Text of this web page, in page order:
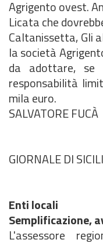
Agrigento ovest.
Licata che
Caltanissetta, Gli
la società
da adottare, se
responsabilità
mila euro.
SALVATORE FUCÀ
GIORNALE DI
Enti locali
Semplificazione,
L'assessore